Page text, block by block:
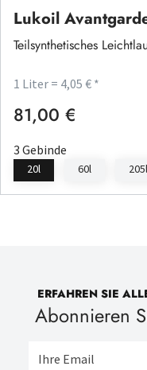
Lukoil
Teilsynthetisches
1 Liter = 4,05 € *
Regulärer Preis:
81,00 €
3 Gebinde
20l 60l 205l
ERFAHREN SIE
Abonnieren